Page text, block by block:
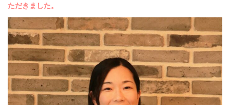
ただきました。